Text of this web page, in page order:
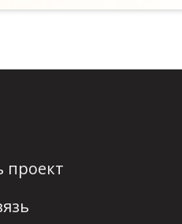
проект